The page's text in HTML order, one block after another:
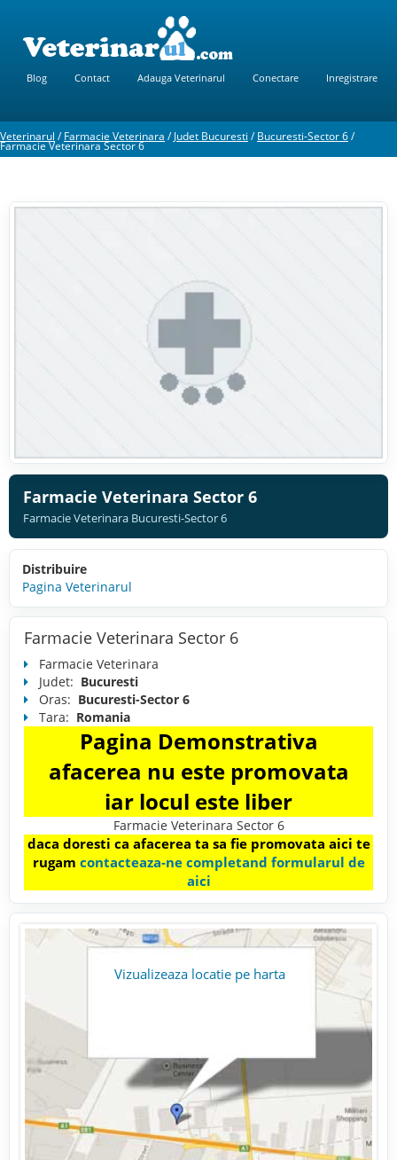
Blog Contact Adauga Veterinarul Conectare Inregistrare
Veterinarul /Farmacie Veterinara /Judet Bucuresti /Bucuresti-Sector 6/
Farmacie Veterinara Sector 6
Farmacie Veterinara Sector 6
Farmacie Veterinara Bucuresti-Sector 6
Distribuire
Pagina Veterinarul
Farmacie Veterinara Sector 6
Farmacie Veterinara
Judet: Bucuresti
Oras: Bucuresti-Sector 6
Tara: Romania
Pagina Demonstrativa
afacerea nu este promovata
iar locul este liber
Farmacie Veterinara Sector 6
daca doresti ca afacerea ta sa fie promovata aici te
rugam contacteaza-ne completand formularul de
aici
Vizualizeaza locatie pe harta